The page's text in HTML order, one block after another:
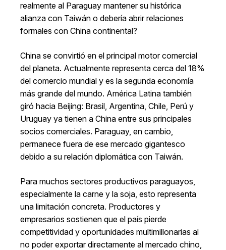
realmente al Paraguay mantener su histórica
alianza con Taiwán o debería abrir relaciones
formales con China continental?
China se convirtió en el principal motor comercial
del planeta. Actualmente representa cerca del 18%
del comercio mundial y es la segunda economía
más grande del mundo. América Latina también
giró hacia Beijing: Brasil, Argentina, Chile, Perú y
Uruguay ya tienen a China entre sus principales
socios comerciales. Paraguay, en cambio,
permanece fuera de ese mercado gigantesco
debido a su relación diplomática con Taiwán.
Para muchos sectores productivos paraguayos,
especialmente la carne y la soja, esto representa
una limitación concreta. Productores y
empresarios sostienen que el país pierde
competitividad y oportunidades multimillonarias al
no poder exportar directamente al mercado chino,